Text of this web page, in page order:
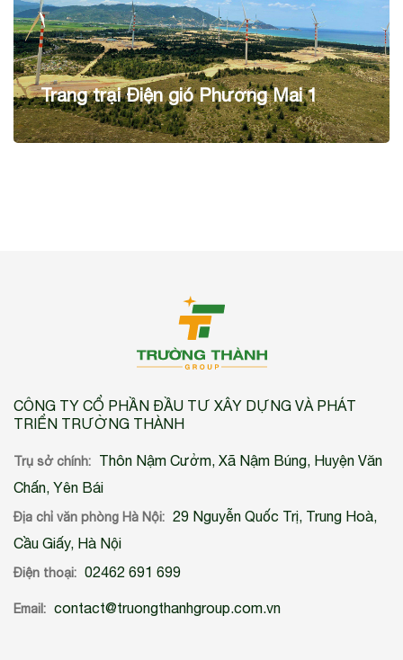
Trang trại Điện gió Phương Mai 1
CÔNG TY CỔ PHẦN ĐẦU TƯ XÂY DỰNG VÀ PHÁT
TRIỂN TRƯỜNG THÀNH
Trụ sở chính:
Thôn Nậm Cưởm, Xã Nậm Búng, Huyện Văn
Chấn, Yên Bái
Địa chỉ văn phòng Hà Nội: 29 Nguyễn Quốc Trị, Trung Hoà,
Cầu Giấy, Hà Nội
Điện thoại: 02462 691 699
Email: contact@truongthanhgroup.com.vn